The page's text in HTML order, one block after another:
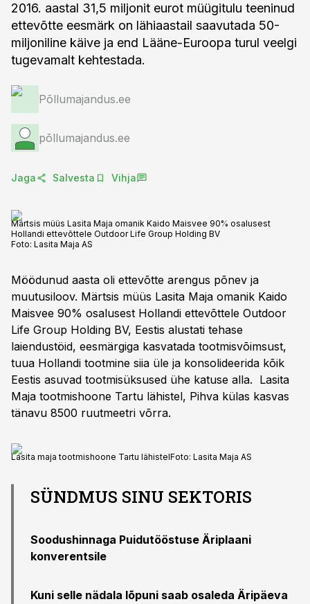
2016. aastal 31,5 miljonit eurot müügitulu teeninud
ettevõtte eesmärk on lähiaastail saavutada 50-
miljoniline käive ja end Lääne-Euroopa turul veelgi
tugevamalt kehtestada.
Põllumajandus.ee
põllumajandus.ee
Jaga Salvesta Vihja
Märtsis müüs Lasita Maja omanik Kaido Maisvee 90% osalusest
Hollandi ettevõttele Outdoor Life Group Holding BV
Foto: Lasita Maja AS
Möödunud aasta oli ettevõtte arengus põnev ja
muutusiloov. Märtsis müüs Lasita Maja omanik Kaido
Maisvee 90% osalusest Hollandi ettevõttele Outdoor
Life Group Holding BV, Eestis alustati tehase
laiendustöid, eesmärgiga kasvatada tootmisvõimsust,
tuua Hollandi tootmine siia üle ja konsolideerida kõik
Eestis asuvad tootmisüksused ühe katuse alla. Lasita
Maja tootmishoone Tartu lähistel, Pihva külas kasvas
tänavu 8500 ruutmeetri võrra.
Lasita maja tootmishoone Tartu lähistelFoto: Lasita Maja AS
SÜNDMUS SINU SEKTORIS
Soodushinnaga Puidutööstuse Äriplaani
konverentsile
Kuni selle nädala lõpuni saab osaleda Äripäeva